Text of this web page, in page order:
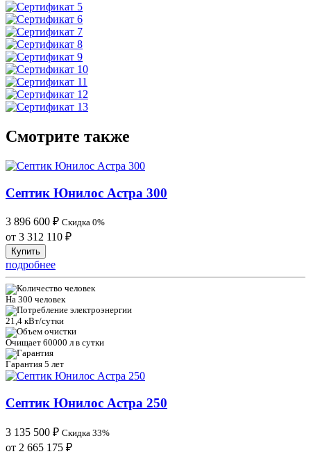
Смотрите также
Септик Юнилос Астра 300
3 896 600 ₽ Скидка 0%
от 3 312 110 ₽
Купить
подробнее
На 300 человек
21,4 кВт/сутки
Очищает 60000 л в сутки
Гарантия 5 лет
Септик Юнилос Астра 250
3 135 500 ₽ Скидка 33%
от 2 665 175 ₽